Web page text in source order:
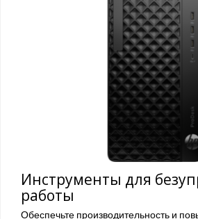
Инструменты для
работы
Обеспечьте производительность и